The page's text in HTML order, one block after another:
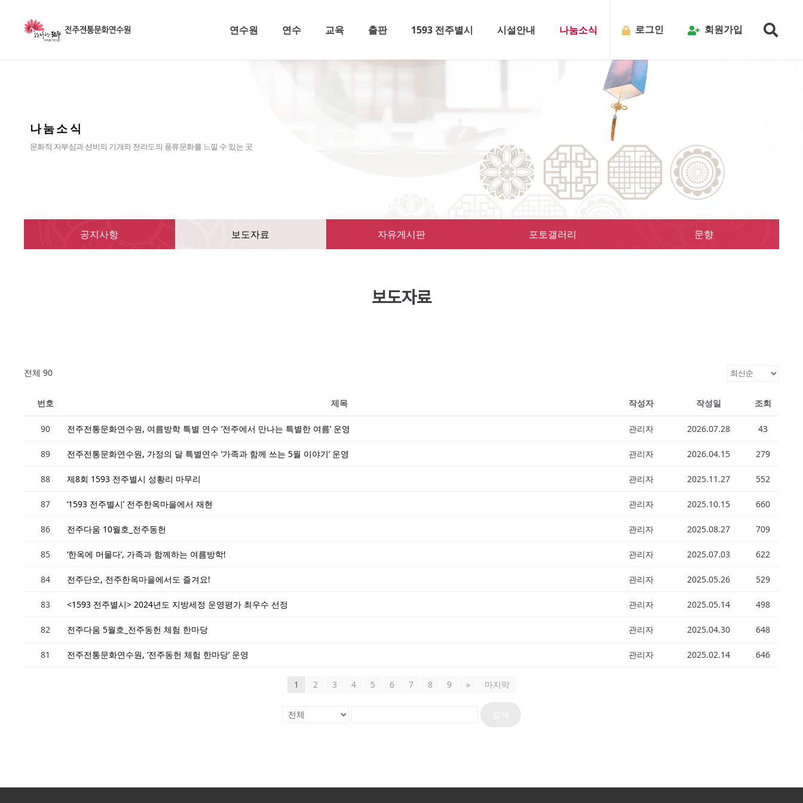
연수원 연수 교육 출판 1593 전주별시 시설안내 나눔소식 로그인 회원가입
나눔소식
문화적 자부심과 선비의 기개와 전라도의 풍류문화를 느낄 수 있는 곳
공지사항 보도자료 자유게시판 포토갤러리 문향
보도자료
전체 90
번호 제목 작성자 작성일 조회
90 전주전통문화연수원, 여름방학 특별 연수 ‘전주에서 만나는 특별한 여름’ 운영 관리자 2026.07.28 43
89 전주전통문화연수원, 가정의 달 특별연수 ‘가족과 함께 쓰는 5월 이야기’ 운영 관리자 2026.04.15 279
88 제8회 1593 전주별시 성황리 마무리 관리자 2025.11.27 552
87 ‘1593 전주별시’ 전주한옥마을에서 재현 관리자 2025.10.15 660
86 전주다움 10월호_전주동헌 관리자 2025.08.27 709
85 ‘한옥에 머물다’, 가족과 함께하는 여름방학! 관리자 2025.07.03 622
84 전주단오, 전주한옥마을에서도 즐겨요! 관리자 2025.05.26 529
83 <1593 전주별시> 2024년도 지방세정 운영평가 최우수 선정 관리자 2025.05.14 498
82 전주다움 5월호_전주동헌 체험 한마당 관리자 2025.04.30 648
81 전주전통문화연수원, ‘전주동헌 체험 한마당’ 운영 관리자 2025.02.14 646
1 2 3 4 5 6 7 8 9 » 마지막